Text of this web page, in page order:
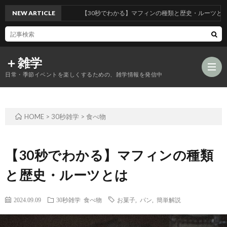
＋雑学
日常・季節イベントを楽しくするための、雑学情報を発信中
品
年
NEW ARTICLE 【30秒でわかる】マフィンの種類と歴史・ルーツとは
HOME > 30秒雑学 > 食べ物
【30秒でわかる】マフィンの種類
と歴史・ルーツとは
2024.09.09 30秒雑学 食べ物 お菓子 パン 簡単解説